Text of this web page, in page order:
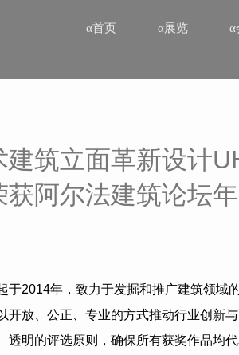
α首页 α展览 α
建筑立面革新设计
获阿尔法建筑论坛
于2014年，致力于发掘和推广建筑领域
开放、公正、专业的方式推动行业创新
透明的评选原则，确保所有获奖作品均